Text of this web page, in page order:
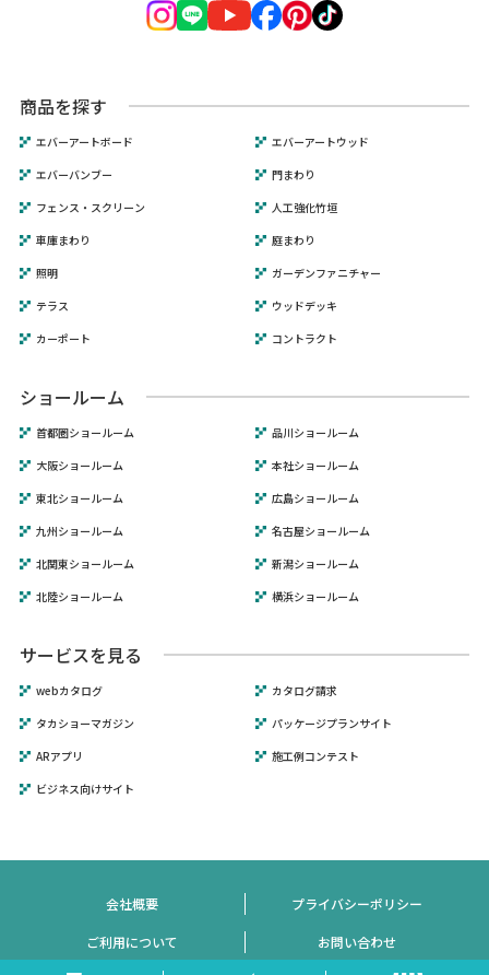
商品を探す
エバーアートボード
エバーアートウッド
エバーバンブー
門まわり
フェンス・スクリーン
人工強化竹垣
車庫まわり
庭まわり
照明
ガーデンファニチャー
テラス
ウッドデッキ
カーポート
コントラクト
ショールーム
首都圏ショールーム
品川ショールーム
大阪ショールーム
本社ショールーム
東北ショールーム
広島ショールーム
九州ショールーム
名古屋ショールーム
北関東ショールーム
新潟ショールーム
北陸ショールーム
横浜ショールーム
サービスを見る
webカタログ
カタログ請求
タカショーマガジン
パッケージプランサイト
ARアプリ
施工例コンテスト
ビジネス向けサイト
会社概要 プライバシーポリシー
ご利用について お問い合わせ